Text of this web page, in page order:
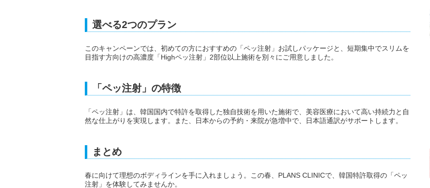
選べる2つのプラン
このキャンペーンでは、初めての方におすすめの「ペッ注射」お試しパッケージと、短期集中でスリムを
目指す方向けの高濃度「Highペッ注射」2部位以上施術を別々にご用意しました。
「ペッ注射」の特徴
「ペッ注射」は、韓国国内で特許を取得した独自技術を用いた施術で、美容医療において高い持続力と自
然な仕上がりを実現します。また、日本からの予約・来院が急増中で、日本語通訳がサポートします。
まとめ
春に向けて理想のボディラインを手に入れましょう。この春、PLANS CLINICで、韓国特許取得の「ペッ
注射」を体験してみませんか。